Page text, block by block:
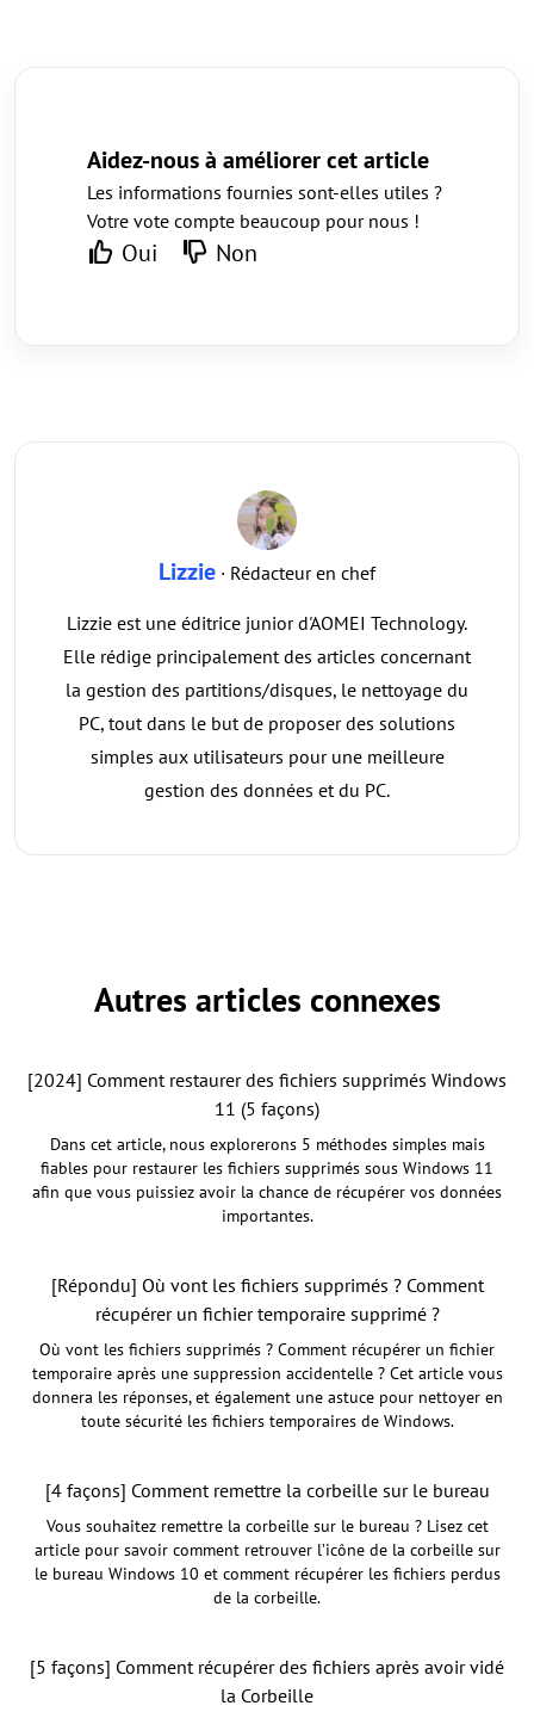
Aidez-nous à améliorer cet article
Les informations fournies sont-elles utiles ?
Votre vote compte beaucoup pour nous !
Oui Non
Lizzie · Rédacteur en chef
Lizzie est une éditrice junior d'AOMEI Technology.
Elle rédige principalement des articles concernant
la gestion des partitions/disques, le nettoyage du
PC, tout dans le but de proposer des solutions
simples aux utilisateurs pour une meilleure
gestion des données et du PC.
Autres articles connexes
[2024] Comment restaurer des fichiers supprimés Windows
11 (5 façons)
Dans cet article, nous explorerons 5 méthodes simples mais
fiables pour restaurer les fichiers supprimés sous Windows 11
afin que vous puissiez avoir la chance de récupérer vos données
importantes.
[Répondu] Où vont les fichiers supprimés ? Comment
récupérer un fichier temporaire supprimé ?
Où vont les fichiers supprimés ? Comment récupérer un fichier
temporaire après une suppression accidentelle ? Cet article vous
donnera les réponses, et également une astuce pour nettoyer en
toute sécurité les fichiers temporaires de Windows.
[4 façons] Comment remettre la corbeille sur le bureau
Vous souhaitez remettre la corbeille sur le bureau ? Lisez cet
article pour savoir comment retrouver l’icône de la corbeille sur
le bureau Windows 10 et comment récupérer les fichiers perdus
de la corbeille.
[5 façons] Comment récupérer des fichiers après avoir vidé
la Corbeille